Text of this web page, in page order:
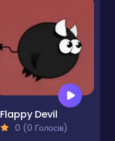
Flappy Devil
0 (0 Голосів)